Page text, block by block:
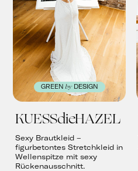
GREEN by DESIGN
KUESSdieHAZEL
Sexy Brautkleid –
figurbetontes Stretchkleid in
Wellenspitze mit sexy
Rückenausschnitt.